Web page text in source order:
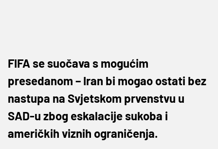
FIFA se suočava s mogućim
presedanom – Iran bi mogao ostati bez
nastupa na Svjetskom prvenstvu u
SAD-u zbog eskalacije sukoba i
američkih viznih ograničenja.